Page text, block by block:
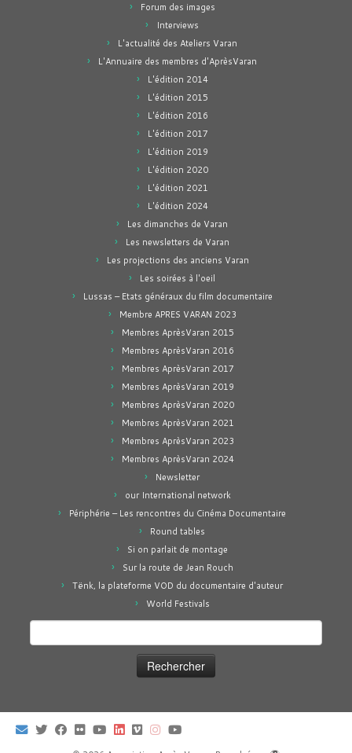
Forum des images
Interviews
L'actualité des Ateliers Varan
L'Annuaire des membres d'AprèsVaran
L'édition 2014
L'édition 2015
L'édition 2016
L'édition 2017
L'édition 2019
L'édition 2020
L'édition 2021
L'édition 2024
Les dimanches de Varan
Les newsletters de Varan
Les projections des anciens Varan
Les soirées à l'oeil
Lussas – Etats généraux du film documentaire
Membre APRES VARAN 2023
Membres AprèsVaran 2015
Membres AprèsVaran 2016
Membres AprèsVaran 2017
Membres AprèsVaran 2019
Membres AprèsVaran 2020
Membres AprèsVaran 2021
Membres AprèsVaran 2023
Membres AprèsVaran 2024
Newsletter
our International network
Périphérie – Les rencontres du Cinéma Documentaire
Round tables
Si on parlait de montage
Sur la route de Jean Rouch
Tënk, la plateforme VOD du documentaire d'auteur
World Festivals